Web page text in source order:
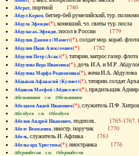
Абграт, портной 1780
Абдул Керим, беглер-бей румелийский, тур.
Абдула Эфенди(*), конюший, чл. свиты тур.
Абдуласах-Эфенди, посол в России 1779
Абдулов Даниил (Мамет)(*), солдат мор. кораб.
Абдулов Иван Алексеевич(*) 1782
Абдулов Петр (Асак)(*), татарин, матрос галер.
Абдулова Вера Ивановна(*), дочь И.А. и М.Р.
Абдулова Марфа Родионовна(*), жена И.А.
Абдыков Афанасий (Кулмет)(*), татарин, солдат
Абдяков Матфей (Абдяселет)(*), прядильщик
Абезьянинов см. Обезьянинов
Абелдеев Авдей Иванович(*), служитель П.Ф.
Абелдуев см. Оболдуев
Абелов Андрей Иванович, подполк. 1765-1767,
Абелс Вениамин, иностр. поручик 1770
Абель, служитель И. Афлика 1763
Абельгард Христина(*), иностранка 1776
Абернибесов см. Обернибесов